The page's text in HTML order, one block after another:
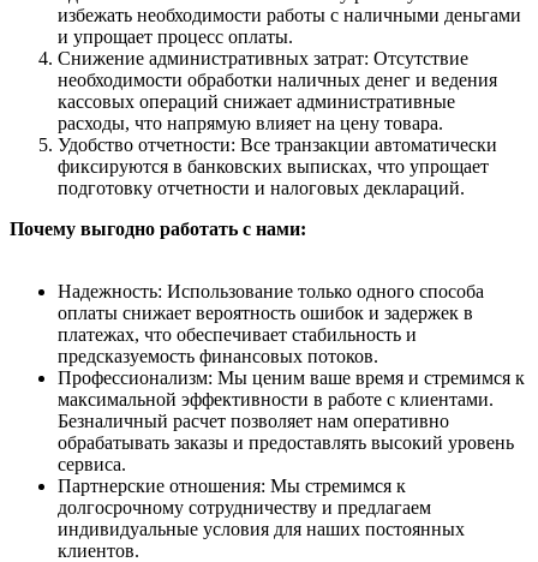
избежать необходимости работы с наличными деньгами
и упрощает процесс оплаты.
Снижение административных затрат: Отсутствие
необходимости обработки наличных денег и ведения
кассовых операций снижает административные
расходы, что напрямую влияет на цену товара.
Удобство отчетности: Все транзакции автоматически
фиксируются в банковских выписках, что упрощает
подготовку отчетности и налоговых деклараций.
Почему выгодно работать с нами:
Надежность: Использование только одного способа
оплаты снижает вероятность ошибок и задержек в
платежах, что обеспечивает стабильность и
предсказуемость финансовых потоков.
Профессионализм: Мы ценим ваше время и стремимся к
максимальной эффективности в работе с клиентами.
Безналичный расчет позволяет нам оперативно
обрабатывать заказы и предоставлять высокий уровень
сервиса.
Партнерские отношения: Мы стремимся к
долгосрочному сотрудничеству и предлагаем
индивидуальные условия для наших постоянных
клиентов.